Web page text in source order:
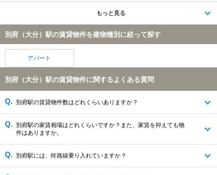
もっと見る
別府（大分）駅の賃貸物件を建物種別に絞って探す
アパート
別府（大分）駅の賃貸物件に関するよくある質問
別府駅の賃貸物件数はどれくらいありますか？
別府駅の家賃相場はどれくらいですか？また、家賃を抑えても物
件はありますか。
別府駅には、何路線乗り入れていますか？